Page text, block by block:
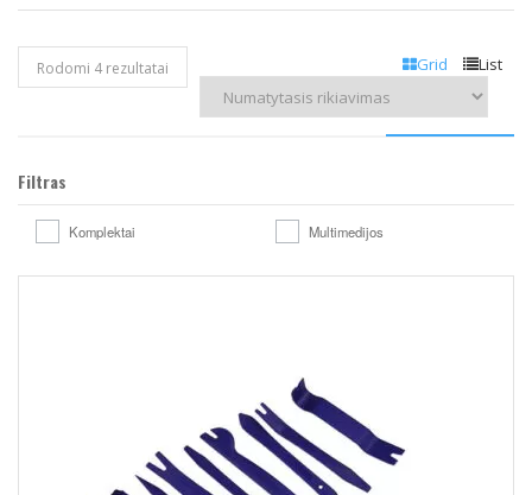
Grid List
Rodomi 4 rezultatai
Filtras
Komplektai Multimedijos